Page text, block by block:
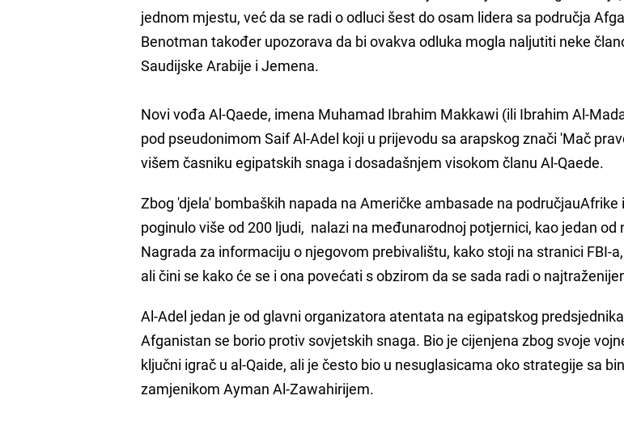
jednom mjestu, već da se radi o odluci šest do osam lidera sa područja
Benotman također upozorava da bi ovakva odluka mogla naljutiti neke
Saudijske Arabije i Jemena.
Novi vođa Al-Qaede, imena Muhamad Ibrahim Makkawi (ili Ibrahim Al-
pod pseudonimom Saif Al-Adel koji u prijevodu sa arapskog znači 'Mač
višem časniku egipatskih snaga i dosadašnjem visokom članu Al-Qaede.
Zbog 'djela' bombaških napada na Američke ambasade na područjauAfrike
poginulo više od 200 ljudi, nalazi na međunarodnoj potjernici, kao jedan
Nagrada za informaciju o njegovom prebivalištu, kako stoji na stranici FBI-
ali čini se kako će se i ona povećati s obzirom da se sada radi o
Al-Adel jedan je od glavni organizatora atentata na egipatskog
Afganistan se borio protiv sovjetskih snaga. Bio je cijenjena zbog svoje
ključni igrač u al-Qaide, ali je često bio u nesuglasicama oko strategije sa
zamjenikom Ayman Al-Zawahirijem.